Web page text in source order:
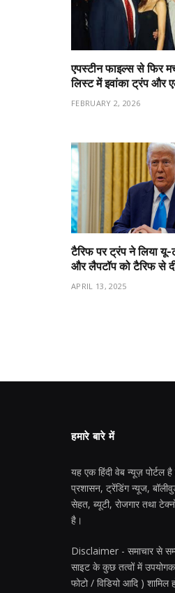
एपस्टीन फाइल्स से फिर
लिस्ट में इवांका ट्रंप और
FEBRUARY 2, 2026
टैरिफ पर ट्रंप ने लिया यू-
और लैपटॉप को टैरिफ से
APRIL 13, 2025
हमारे बारे में
यह एक हिंदी वेब न्यूज़ पोर्टल
प्रशासन, ट्रेंडिंग न्यूज,
सेहत, ब्यूटी, रोजगार तथा
है।
Disclaimer - समाचार से
साइट के कुछ तत्वों में
फोटो / विडियो आदि )